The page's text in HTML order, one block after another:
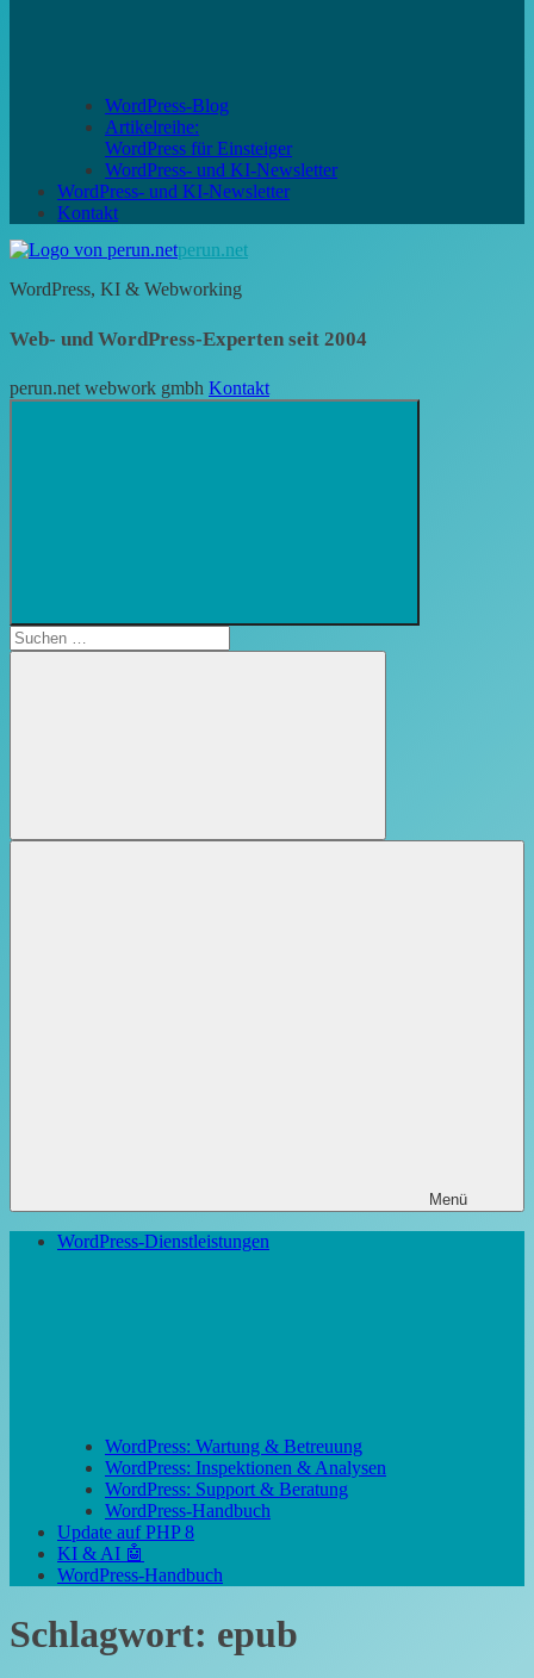
WordPress-Blog
Artikelreihe:
WordPress für Einsteiger
WordPress- und KI-Newsletter
WordPress- und KI-Newsletter
Kontakt
perun.net
WordPress, KI & Webworking
Web- und WordPress-Experten seit 2004
perun.net webwork gmbh Kontakt
öffnen
Suchen
nach:
Suchen
Menü
WordPress-Dienstleistungen
WordPress: Wartung & Betreuung
WordPress: Inspektionen & Analysen
WordPress: Support & Beratung
WordPress-Handbuch
Update auf PHP 8
KI & AI 🤖
WordPress-Handbuch
Schlagwort: epub